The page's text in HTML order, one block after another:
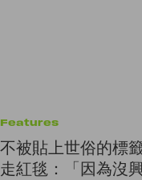
Features
不被貼上世俗的標
走紅毯：「因為沒